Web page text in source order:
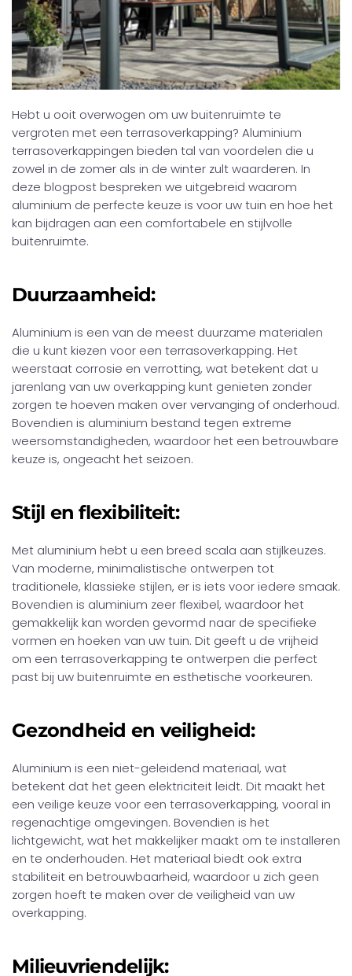
Hebt u ooit overwogen om uw buitenruimte te
vergroten met een terrasoverkapping? Aluminium
terrasoverkappingen bieden tal van voordelen die u
zowel in de zomer als in de winter zult waarderen. In
deze blogpost bespreken we uitgebreid waarom
aluminium de perfecte keuze is voor uw tuin en hoe het
kan bijdragen aan een comfortabele en stijlvolle
buitenruimte.
Duurzaamheid:
Aluminium is een van de meest duurzame materialen
die u kunt kiezen voor een terrasoverkapping. Het
weerstaat corrosie en verrotting, wat betekent dat u
jarenlang van uw overkapping kunt genieten zonder
zorgen te hoeven maken over vervanging of onderhoud.
Bovendien is aluminium bestand tegen extreme
weersomstandigheden, waardoor het een betrouwbare
keuze is, ongeacht het seizoen.
Stijl en flexibiliteit:
Met aluminium hebt u een breed scala aan stijlkeuzes.
Van moderne, minimalistische ontwerpen tot
traditionele, klassieke stijlen, er is iets voor iedere smaak.
Bovendien is aluminium zeer flexibel, waardoor het
gemakkelijk kan worden gevormd naar de specifieke
vormen en hoeken van uw tuin. Dit geeft u de vrijheid
om een terrasoverkapping te ontwerpen die perfect
past bij uw buitenruimte en esthetische voorkeuren.
Gezondheid en veiligheid:
Aluminium is een niet-geleidend materiaal, wat
betekent dat het geen elektriciteit leidt. Dit maakt het
een veilige keuze voor een terrasoverkapping, vooral in
regenachtige omgevingen. Bovendien is het
lichtgewicht, wat het makkelijker maakt om te installeren
en te onderhouden. Het materiaal biedt ook extra
stabiliteit en betrouwbaarheid, waardoor u zich geen
zorgen hoeft te maken over de veiligheid van uw
overkapping.
Milieuvriendelijk: